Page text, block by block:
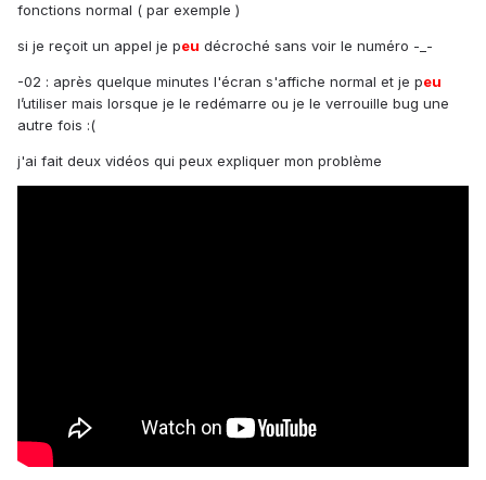
fonctions normal ( par exemple )
si je reçoit un appel je peu décroché sans voir le numéro -_-
-02 : après quelque minutes l'écran s'affiche normal et je peu
l’utiliser mais lorsque je le redémarre ou je le verrouille bug une
autre fois :(
j'ai fait deux vidéos qui peux expliquer mon problème